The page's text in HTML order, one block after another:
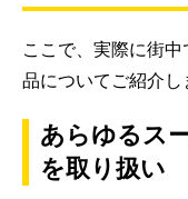
ここで、実際に街
品についてご紹介し
あらゆるス
を取り扱い